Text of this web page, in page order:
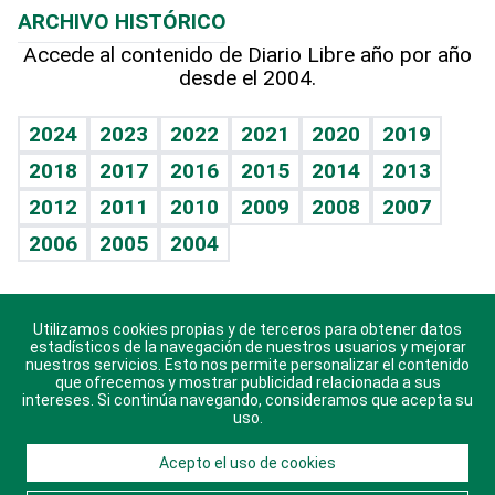
Hablando con el pediatra
Vida y familia
Eñe
Celebrando la vida
Sin complejos
En pocas palabras
Escuchando al corazón
Economía Personal
Línea de hit
BRV
TBT Deportivo
Columnistas
Más firmas
Hecho en casa
Guía del dinero
Cumpleaños
Horóscopos
Juegos
ARCHIVO HISTÓRICO
Accede al contenido de Diario Libre año por año
desde el 2004.
2024 2023 2022 2021 2020
2019
2018
2017 2016 2015 2014
2013
2012
2011 2010 2009 2008
2007
2006
2005 2004
Descarga nuestras aplicaciones para Android, iOS y
sistema Huawei.
© 2021 Diario Libre, todos los derechos reservados.
Utilizamos cookies propias y de terceros para obtener datos
estadísticos de la navegación de nuestros usuarios y mejorar
nuestros servicios. Esto nos permite personalizar el contenido
que ofrecemos y mostrar publicidad relacionada a sus
intereses. Si continúa navegando, consideramos que acepta su
uso.
Acepto el uso de cookies